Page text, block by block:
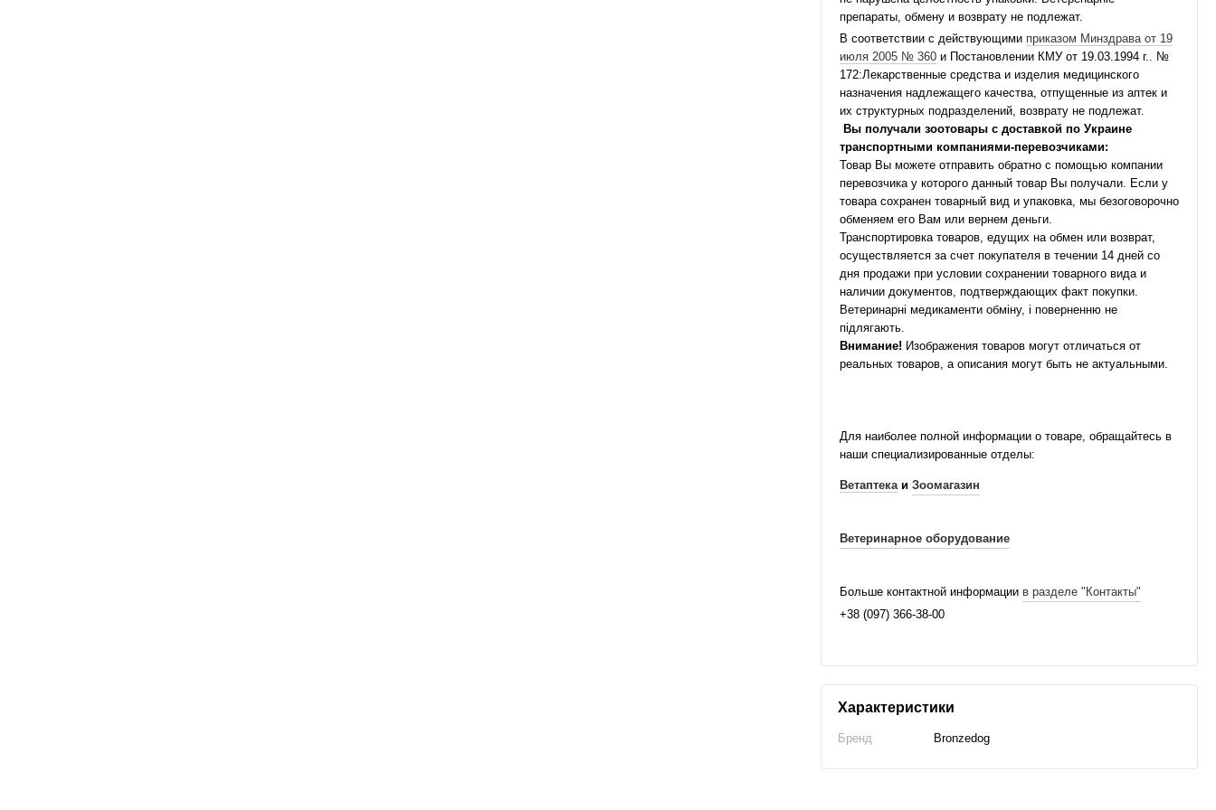
препараты, обмену и возврату не подлежат.
В соответствии с действующими приказом Минздрава от 19
июля 2005 № 360и Постановлении КМУ от 19.03.1994 г.. №
172:Лекарственные средства и изделия медицинского
назначения надлежащего качества, отпущенные из аптек и
их структурных подразделений, возврату не подлежат.
Вы получали зоотовары с доставкой по Украине
транспортными компаниями-перевозчиками:
Товар Вы можете отправить обратно с помощью компании
перевозчика у которого данный товар Вы получали. Если у
товара сохранен товарный вид и упаковка, мы безоговорочно
обменяем его Вам или вернем деньги.
Транспортировка товаров, едущих на обмен или возврат,
осуществляется за счет покупателя в течении 14 дней со
дня продажи при условии сохранении товарного вида и
наличии документов, подтверждающих факт покупки.
Ветеринарні медикаменти обміну, і поверненню не
підлягають.
Внимание! Изображения товаров могут отличаться от
реальных товаров, а описания могут быть не актуальными.
Для наиболее полной информации о товаре, обращайтесь в
наши специализированные отделы:
Ветаптекаи Зоомагазин
Ветеринарное оборудование
Больше контактной информации в разделе "Контакты"
+38 (097) 366-38-00
Характеристики
Бренд Bronzedog